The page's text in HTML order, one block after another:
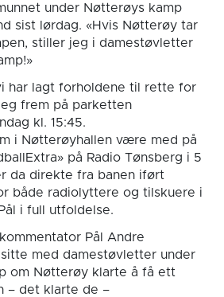
under Nøtterøys kamp
sist lørdag. «Hvis Nøtterøy tar
stiller jeg i damestøvletter
har lagt forholdene til rette for
frem på parketten
kl. 15:45.
i Nøtterøyhallen være med på
på Radio Tønsberg i 5
da direkte fra banen iført
både radiolyttere og tilskuere i
i full utfoldelse.
Pål Andre
med damestøvletter under
om Nøtterøy klarte å få ett
– det klarte de –